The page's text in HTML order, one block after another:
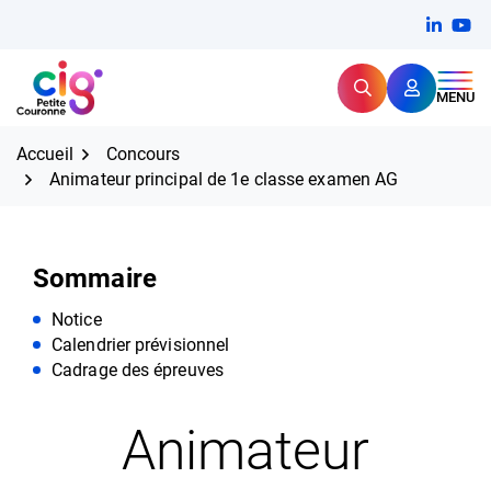
contenu
CIG Petite Couronne RechercherMENU
Expertise et proximité pour
Accueil
Concours
Animateur principal de 1e classe examen AG
Sommaire
Notice
Calendrier prévisionnel
Cadrage des épreuves
Animateur